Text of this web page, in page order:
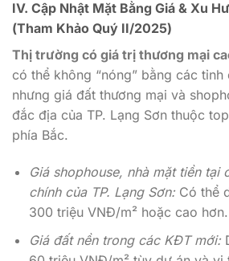
IV. Cập Nhật Mặt Bằng Giá & Xu
(Tham Khảo Quý II/2025)
Thị trường có giá trị thương mại
có thể không “nóng” bằng các tỉnh
nhưng giá đất thương mại và
đắc địa của TP. Lạng Sơn thuộc
phía Bắc.
Giá shophouse, nhà mặt tiền tại
chính của TP. Lạng Sơn:Có thể
300 triệu VNĐ/m² hoặc cao hơn.
Giá đất nền trong các KĐT mới: